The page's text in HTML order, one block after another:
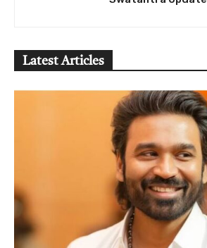
Latest Articles